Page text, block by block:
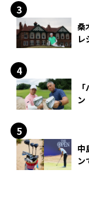
桑
レ
ン
中
ン